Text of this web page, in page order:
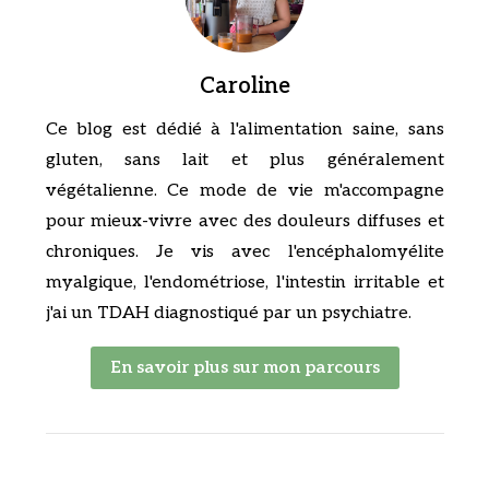
Caroline
Ce blog est dédié à l'alimentation saine, sans
gluten, sans lait et plus généralement
végétalienne. Ce mode de vie m'accompagne
pour mieux-vivre avec des douleurs diffuses et
chroniques. Je vis avec l'encéphalomyélite
myalgique, l'endométriose, l'intestin irritable et
j'ai un TDAH diagnostiqué par un psychiatre.
En savoir plus sur mon parcours